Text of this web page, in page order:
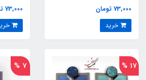
73,000 تومان
73,000 تومان
17 %
7 %